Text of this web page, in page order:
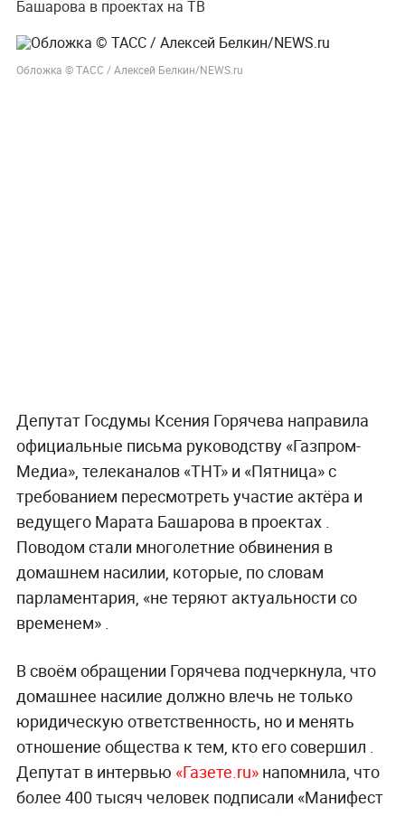
Башарова в проектах на ТВ
Обложка © ТАСС / Алексей Белкин/NEWS.ru
Депутат Госдумы Ксения Горячева направила
официальные письма руководству «Газпром-
Медиа», телеканалов «ТНТ» и «Пятница» с
требованием пересмотреть участие актёра и
ведущего Марата Башарова в проектах .
Поводом стали многолетние обвинения в
домашнем насилии, которые, по словам
парламентария, «не теряют актуальности со
временем» .
В своём обращении Горячева подчеркнула, что
домашнее насилие должно влечь не только
юридическую ответственность, но и менять
отношение общества к тем, кто его совершил .
Депутат в интервью «Газете.ru»напомнила, что
более 400 тысяч человек подписали «Манифест